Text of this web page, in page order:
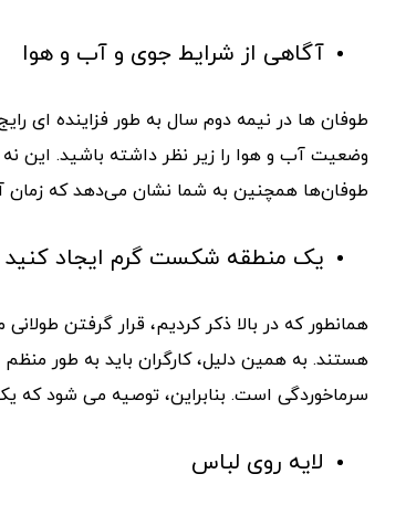
آگاهی از شرایط جوی و آب و هوا
طوفان ها در نیمه دوم سال به طور فزاینده ای
وضعیت آب و هوا را زیر نظر داشته باشید. این
طوفان‌ها همچنین به شما نشان می‌دهد که زمان
یک منطقه شکست گرم ایجاد کنید
همانطور که در بالا ذکر کردیم، قرار گرفتن
هستند. به همین دلیل، کارگران باید به طور
سرماخوردگی است. بنابراین، توصیه می شود که
لایه روی لباس